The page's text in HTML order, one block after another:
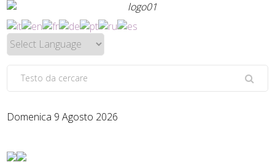
Domenica 9 Agosto 2026